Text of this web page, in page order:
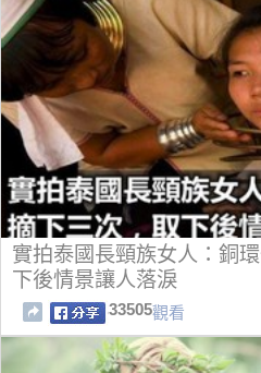
實拍泰國長頸族女人：銅
下後情景讓人落淚
33505觀看